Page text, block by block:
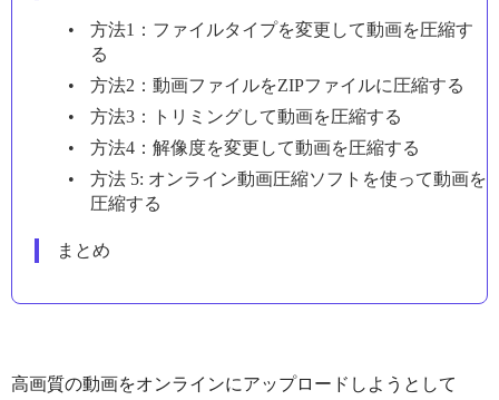
方法1：ファイルタイプを変更して動画を圧縮す
る
方法2：動画ファイルをZIPファイルに圧縮する
方法3：トリミングして動画を圧縮する
方法4：解像度を変更して動画を圧縮する
方法 5: オンライン動画圧縮ソフトを使って動画を
圧縮する
まとめ
高画質の動画をオンラインにアップロードしようとして